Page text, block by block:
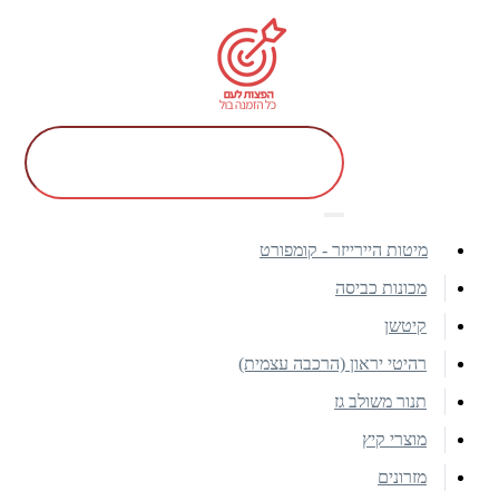
מיטות היירייזר - קומפורט
מכונות כביסה
קיטשן
רהיטי יראון (הרכבה עצמית)
תנור משולב גז
מוצרי קיץ
מזרונים